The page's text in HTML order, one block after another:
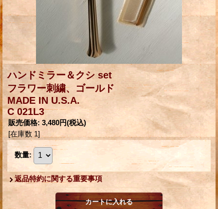
ハンドミラー＆クシ set
フラワー刺繍、ゴールド
MADE IN U.S.A.
C 021L3
販売価格: 3,480円(税込)
[在庫数 1]
数量:
返品特約に関する重要事項